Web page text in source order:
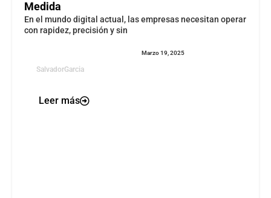
Medida
En el mundo digital actual, las empresas necesitan operar
con rapidez, precisión y sin
SalvadorGarcia
Marzo 19, 2025
Leer más